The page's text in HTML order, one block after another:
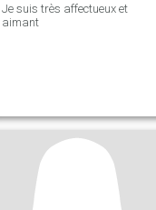
Je suis très affectueux et
aimant